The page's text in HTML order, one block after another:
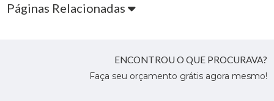
Páginas Relacionadas
ENCONTROU O QUE PROCURAVA?
Faça seu orçamento grátis agora mesmo!